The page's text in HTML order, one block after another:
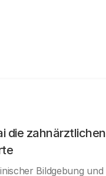
die zahnärztlichen
Bildgebung und